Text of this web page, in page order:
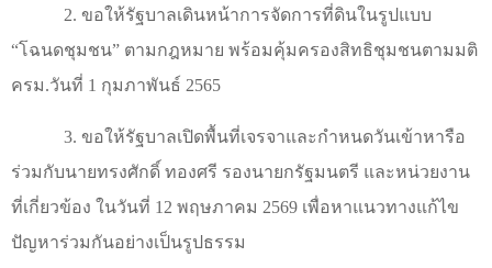
2. ขอให้รัฐบาลเดินหน้าการจัดการที่ดินในรูปแบบ
“โฉนดชุมชน” ตามกฎหมาย พร้อมคุ้มครองสิทธิชุมชนตามมติ
ครม.วันที่ 1 กุมภาพันธ์ 2565
3. ขอให้รัฐบาลเปิดพื้นที่เจรจาและกำหนดวันเข้าหารือ
ร่วมกับนายทรงศักดิ์ ทองศรี รองนายกรัฐมนตรี และหน่วยงาน
ที่เกี่ยวข้อง ในวันที่ 12 พฤษภาคม 2569 เพื่อหาแนวทางแก้ไข
ปัญหาร่วมกันอย่างเป็นรูปธรรม